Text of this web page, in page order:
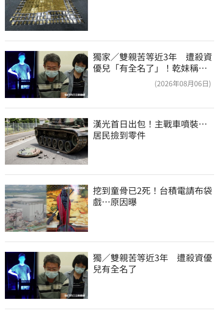
獨家／雙親苦等近3年 遭殺資
優兒「有全名了」！乾妹稱賠
(2026年08月06日)
漢光首日出包！主戰車噴裝…
居民撿到零件
挖到童骨已2死！台積電請布袋
戲…原因曝
獨／雙親苦等近3年　遭殺資優
兒有全名了